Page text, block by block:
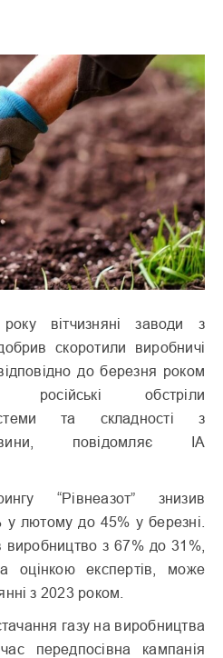
вітчизняні заводи з
скоротили виробничі
до березня роком
обстріли
та складності з
повідомляє ІА
“Рівнеазот” знизив
лютому до 45% у березні.
виробництво з 67% до 31%,
оцінкою експертів, може
з 2023 роком.
газу на виробництва
передпосівна кампанія